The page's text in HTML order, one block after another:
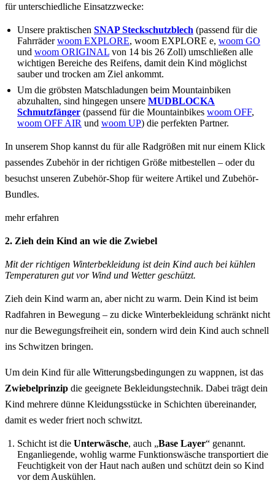
für unterschiedliche Einsatzzwecke:
Unsere praktischen SNAP Steckschutzblech (passend für die
Fahrräderwoom EXPLORE, woom EXPLORE e, woom GO
und woom ORIGINAL von 14 bis 26 Zoll) umschließen alle
wichtigen Bereiche des Reifens, damit dein Kind möglichst
sauber und trocken am Ziel ankommt.
Um die gröbsten Matschladungen beim Mountainbiken
abzuhalten, sind hingegen unsere MUDBLOCKA
Schmutzfänger (passend für die Mountainbikes woom OFF,
woom OFF AIR und woom UP) die perfekten Partner.
In unserem Shop kannst du für alle Radgrößen mit nur einem Klick
passendes Zubehör in der richtigen Größe mitbestellen – oder du
besuchst unseren Zubehör-Shop für weitere Artikel und Zubehör-
Bundles.
mehr erfahren
2. Zieh dein Kind an wie die Zwiebel
Mit der richtigen Winterbekleidung ist dein Kind auch bei kühlen
Temperaturen gut vor Wind und Wetter geschützt.
Zieh dein Kind warm an, aber nicht zu warm. Dein Kind ist beim
Radfahren in Bewegung – zu dicke Winterbekleidung schränkt nicht
nur die Bewegungsfreiheit ein, sondern wird dein Kind auch schnell
ins Schwitzen bringen.
Um dein Kind für alle Witterungsbedingungen zu wappnen, ist das
Zwiebelprinzip die geeignete Bekleidungstechnik. Dabei trägt dein
Kind mehrere dünne Kleidungsstücke in Schichten übereinander,
damit es weder friert noch schwitzt.
Schicht ist die Unterwäsche, auch „Base Layer“ genannt.
Enganliegende, wohlig warme Funktionswäsche transportiert die
Feuchtigkeit von der Haut nach außen und schützt dein so Kind
vor dem Auskühlen.